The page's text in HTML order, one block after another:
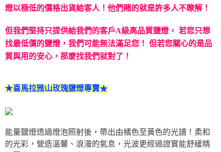
燈以極低的價格出貨給客人！ 他們賭的就是許多人不瞭解！
但我們堅持只提供給我們的客戶A級高品質鹽燈， 若您只想
找最低價的鹽燈，我們可能無法滿足您！ 但若您關心的是品
質與用的安心，那麼找我們就對了！
★喜馬拉雅山玫瑰鹽燈專賣★
能量鹽燈透過燈泡照射後，帶出由橘色至黃色的光譜！柔和
的光彩，營造溫馨、浪漫的氣息，光波更經過證實能舒緩精